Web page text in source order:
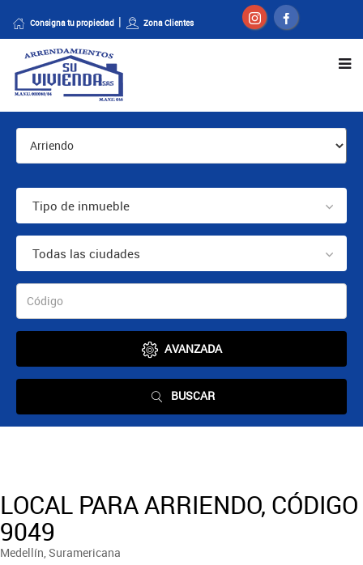
Consigna tu propiedad Zona Clientes
Tipo de inmueble
Todas las ciudades
AVANZADA
BUSCAR
LOCAL PARA ARRIENDO, CÓDIGO
9049
Medellín, Suramericana